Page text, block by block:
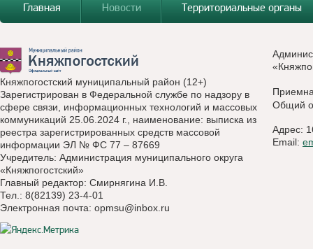
Главная
Новости Территориальные органы
Княжпогостский муниципальный район (12+)
Зарегистрирован в Федеральной службе по надзору в
сфере связи, информационных технологий и массовых
коммуникаций 25.06.2024 г., наименование: выписка из
реестра зарегистрированных средств массовой
информации ЭЛ № ФС 77 – 87669
Учредитель: Администрация муниципального округа
«Княжпогостский»
Главный редактор: Смирнягина И.В.
Тел.: 8(82139) 23-4-01
Электронная почта: opmsu@inbox.ru
Общий
Адрес:
Email: